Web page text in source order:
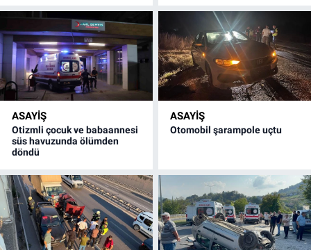
ASAYİŞ
Otizmli çocuk ve babaannesi
süs havuzunda ölümden
döndü
ASAYİŞ
Otomobil şarampole uçtu